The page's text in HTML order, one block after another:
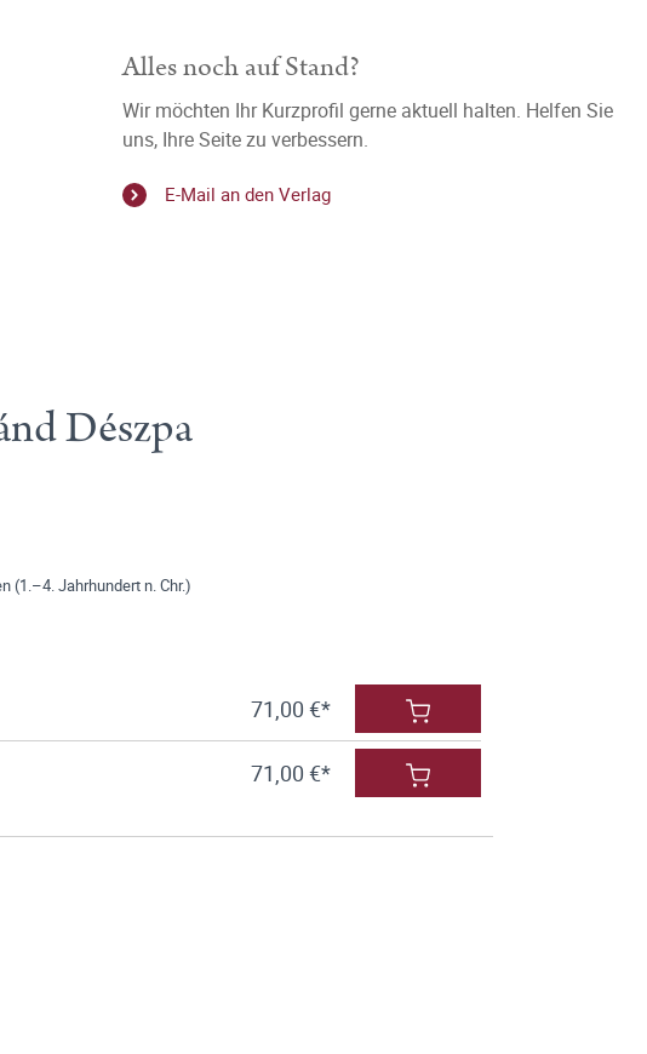
Alles noch auf Stand?
Wir möchten Ihr Kurzprofil gerne aktuell halten. Helfen Sie
uns, Ihre Seite zu verbessern.
E-Mail an den Verlag
Dészpa
(1.–4. Jahrhundert n. Chr.)
71,00 €*
71,00 €*